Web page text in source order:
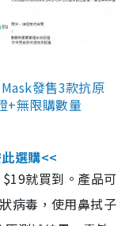
發售3款抗原
+無限購數量
選購<<
就買到。產品可
病毒，使用鼻拭子